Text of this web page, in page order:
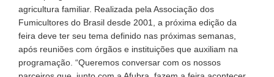
agricultura familiar. Realizada pela Associação dos
Fumicultores do Brasil desde 2001, a próxima edição da
feira deve ter seu tema definido nas próximas semanas,
após reuniões com órgãos e instituições que auxiliam na
programação. “Queremos conversar com os nossos